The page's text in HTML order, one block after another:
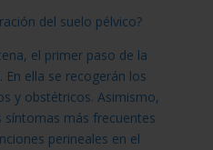
del suelo pélvico?
el primer paso de la
ella se recogerán los
y obstétricos. Asimismo,
más frecuentes
perineales en el